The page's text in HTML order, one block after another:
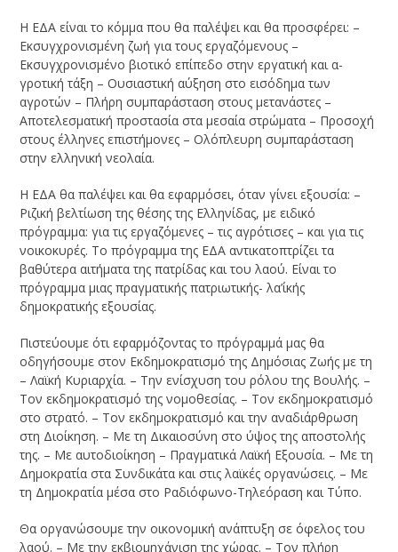
Η ΕΔΑ είναι το κόμμα που θα παλέψει και θα προσφέρει: –
Εκσυγχρονισμένη ζωή για τους εργαζόμενους –
Εκσυγχρονισμένο βιοτικό επίπεδο στην εργατική και α­
γροτική τάξη – Ουσιαστική αύξηση στο εισόδημα των
αγροτών – Πλήρη συμπαρά­σταση στους μετανάστες –
Αποτελεσματική προστασία στα μεσαία στρώματα – Προ­σοχή
στους έλληνες επιστήμονες – Ολόπλευρη συμπαράσταση
στην ελληνική νεο­λαία.
Η ΕΔΑ θα παλέψει και θα εφαρμόσει, όταν γίνει εξουσία: –
Ριζική βελτίωση της θέσης της Ελληνίδας, με ειδικό
πρόγραμμα: για τις εργαζόμενες – τις αγρότισες – και για τις
νοικοκυρές. Το πρόγραμμα της ΕΔΑ αντικατοπτρίζει τα
βαθύτερα αιτήματα της πατρίδας και του λαού. Είναι το
πρόγραμμα μιας πραγματικής πατριωτικής- λα’ίκής
δημοκρατικής εξουσίας.
Πιστεύουμε ότι εφαρμόζοντας το πρόγραμμά μας θα
οδηγήσουμε στον Εκδημο­κρατισμό της Δημόσιας Ζωής με τη
– Λαϊκή Κυριαρχία. – Την ενίσχυση του ρόλου της Βουλής. –
Τον εκδημοκρατισμό της νομοθεσίας. – Τον εκδημοκρατισμό
στο στρα­τό. – Τον εκδημοκρατισμό και την αναδιάρθρωση
στη Διοίκηση. – Με τη Δικαιοσύνη στο ύψος της αποστολής
της. – Με αυτοδιοίκηση – Πραγματικά Λαϊκή Εξουσία. – Με τη
Δημοκρατία στα Συνδικάτα και στις λαϊκές οργανώσεις. – Με
τη Δημοκρατία μέ­σα στο Ραδιόφωνο-Τηλεόραση και Τύπο.
Θα οργανώσουμε την οικονομική ανάπτυξη σε όφελος του
λαού. – Με την εκβιο­μηχάνιση της χώρας. – Τον πλήρη